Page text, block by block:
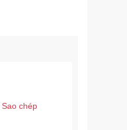
Sao chép